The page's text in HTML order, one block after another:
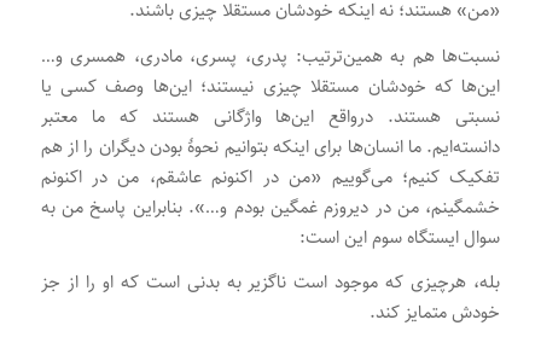
«من» هستند؛ نه اینکه خودشان مستقلا چیزی باشند.
نسبت‌ها هم به همین‌ترتیب: پدری، پسری، مادری، همسری و…
این‌ها که خودشان مستقلا چیزی نیستند؛ این‌ها وصف کسی یا
نسبتی هستند. درواقع این‌ها واژگانی هستند که ما معتبر
دانسته‌ایم. ما انسان‌ها برای اینکه بتوانیم نحوۀ بودن دیگران را از هم
تفکیک کنیم؛ می‌گوییم «من در اکنونم عاشقم، من در اکنونم
خشمگینم، من در دیروزم غمگین بودم و…». بنابراین پاسخ من به
سوال ایستگاه سوم این است:
بله، هرچیزی که موجود است ناگزیر به بدنی است که او را از جز
خودش متمایز کند.